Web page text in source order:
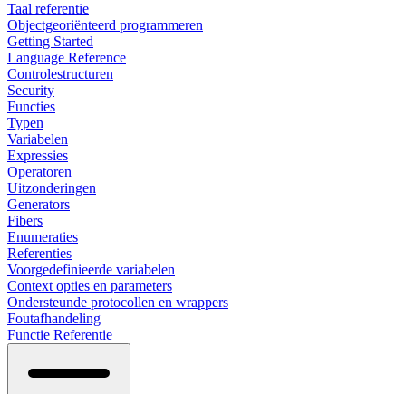
Taal referentie
Objectgeoriënteerd programmeren
Getting Started
Language Reference
Controlestructuren
Security
Functies
Typen
Variabelen
Expressies
Operatoren
Uitzonderingen
Generators
Fibers
Enumeraties
Referenties
Voorgedefinieerde variabelen
Context opties en parameters
Ondersteunde protocollen en wrappers
Foutafhandeling
Functie Referentie